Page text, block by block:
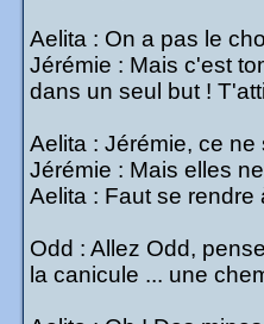
Aelita : On a pas le
Jérémie : Mais c'est
dans un seul but !
Aelita : Jérémie, ce
Jérémie : Mais elles
Aelita : Faut se
Odd : Allez Odd,
la canicule ... une